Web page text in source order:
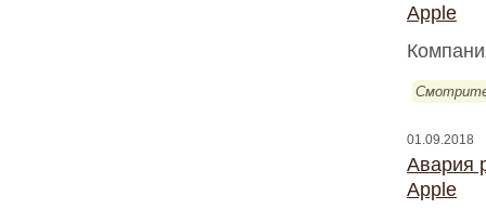
Apple
01.09.2018
Авария
Apple